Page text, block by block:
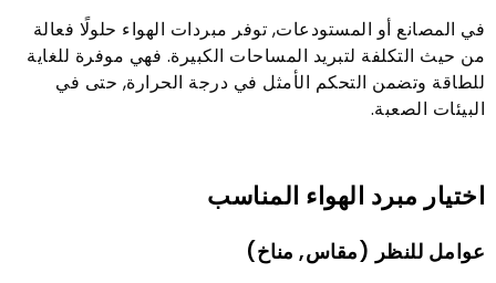
في المصانع أو المستودعات, توفر مبردات الهواء حلولًا فعالة
من حيث التكلفة لتبريد المساحات الكبيرة. فهي موفرة للغاية
للطاقة وتضمن التحكم الأمثل في درجة الحرارة, حتى في
البيئات الصعبة.
اختيار مبرد الهواء المناسب
عوامل للنظر (مقاس, مناخ)